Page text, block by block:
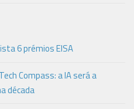
6 prémios EISA
Compass: a IA será a
década